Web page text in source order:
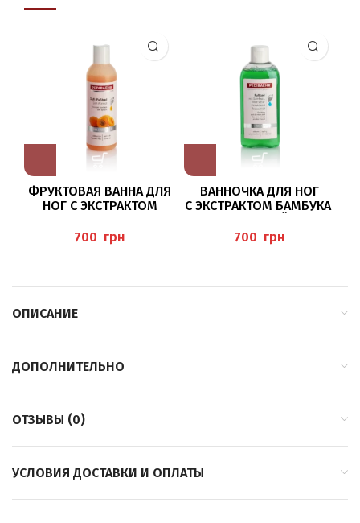
ФРУКТОВАЯ ВАННА ДЛЯ
НОГ С ЭКСТРАКТОМ
(WELLNESS FUSSBAD S
OFT APRICOT) P
грн
ВАННОЧКА ДЛЯ НОГ
С ЭКСТРАКТОМ БАМБУКА
ДЕРЕВА 200МЛ (FUSSBAD
MIT BAMBUS- UND
грн
ОПИСАНИЕ
ДОПОЛНИТЕЛЬНО
ОТЗЫВЫ (0)
УСЛОВИЯ ДОСТАВКИ И ОПЛАТЫ